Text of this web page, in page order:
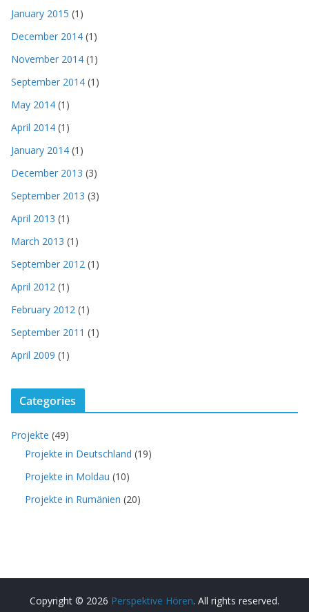
January 2015 (1)
December 2014 (1)
November 2014 (1)
September 2014 (1)
May 2014 (1)
April 2014 (1)
January 2014 (1)
December 2013 (3)
September 2013 (3)
April 2013 (1)
March 2013 (1)
September 2012 (1)
April 2012 (1)
February 2012 (1)
September 2011 (1)
April 2009 (1)
Categories
Projekte (49)
Projekte in Deutschland (19)
Projekte in Moldau (10)
Projekte in Rumänien (20)
Copyright © 2026 Perspektive Hören. All rights reserved.